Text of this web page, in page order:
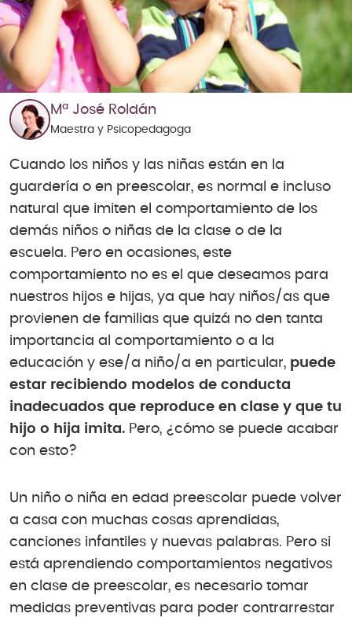
Mª José Roldán
Maestra y Psicopedagoga
Cuando los niños y las niñas están en la
guardería o en preescolar, es normal e incluso
natural que imiten el comportamiento de los
demás niños o niñas de la clase o de la
escuela. Pero en ocasiones, este
comportamiento no es el que deseamos para
nuestros hijos e hijas, ya que hay niños/as que
provienen de familias que quizá no den tanta
importancia al comportamiento o a la
educación y ese/a niño/a en particular, puede
estar recibiendo modelos de conducta
inadecuados que reproduce en clase y que tu
hijo o hija imita. Pero, ¿cómo se puede acabar
con esto?
Un niño o niña en edad preescolar puede volver
a casa con muchas cosas aprendidas,
canciones infantiles y nuevas palabras. Pero si
está aprendiendo comportamientos negativos
en clase de preescolar, es necesario tomar
medidas preventivas para poder contrarrestar